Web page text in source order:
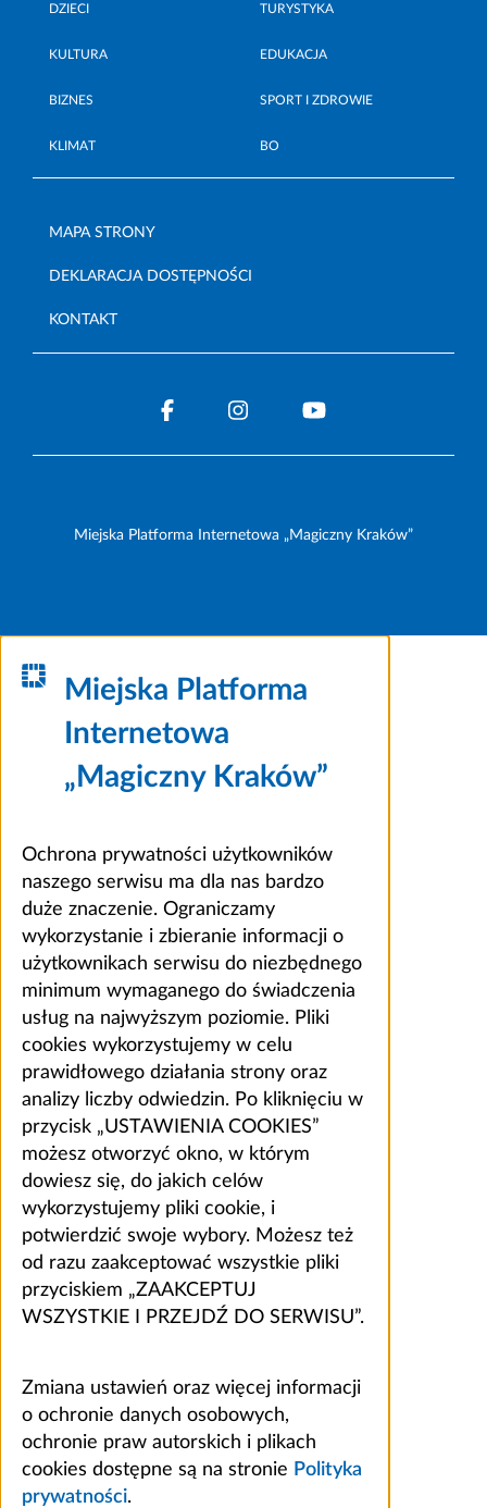
DZIECI TURYSTYKA
KULTURA EDUKACJA
BIZNES SPORT I ZDROWIE
KLIMAT BO
MAPA STRONY
DEKLARACJA DOSTĘPNOŚCI
KONTAKT
Miejska Platforma Internetowa „Magiczny Kraków”
Miejska Platforma
Internetowa
„Magiczny Kraków”
Ochrona prywatności użytkowników
naszego serwisu ma dla nas bardzo
duże znaczenie. Ograniczamy
wykorzystanie i zbieranie informacji o
użytkownikach serwisu do niezbędnego
minimum wymaganego do świadczenia
usług na najwyższym poziomie. Pliki
cookies wykorzystujemy w celu
prawidłowego działania strony oraz
analizy liczby odwiedzin. Po kliknięciu w
przycisk „USTAWIENIA COOKIES”
możesz otworzyć okno, w którym
dowiesz się, do jakich celów
wykorzystujemy pliki cookie, i
potwierdzić swoje wybory. Możesz też
od razu zaakceptować wszystkie pliki
przyciskiem „ZAAKCEPTUJ
WSZYSTKIE I PRZEJDŹ DO SERWISU”.
Zmiana ustawień oraz więcej informacji
o ochronie danych osobowych,
ochronie praw autorskich i plikach
cookies dostępne są na stronie Polityka
prywatności.